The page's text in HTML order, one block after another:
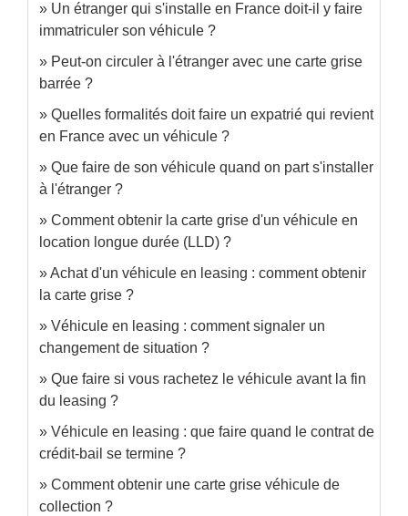
Un étranger qui s'installe en France doit-il y faire
immatriculer son véhicule ?
Peut-on circuler à l'étranger avec une carte grise
barrée ?
Quelles formalités doit faire un expatrié qui revient
en France avec un véhicule ?
Que faire de son véhicule quand on part s'installer
à l'étranger ?
Comment obtenir la carte grise d'un véhicule en
location longue durée (LLD) ?
Achat d'un véhicule en leasing : comment obtenir
la carte grise ?
Véhicule en leasing : comment signaler un
changement de situation ?
Que faire si vous rachetez le véhicule avant la fin
du leasing ?
Véhicule en leasing : que faire quand le contrat de
crédit-bail se termine ?
Comment obtenir une carte grise véhicule de
collection ?